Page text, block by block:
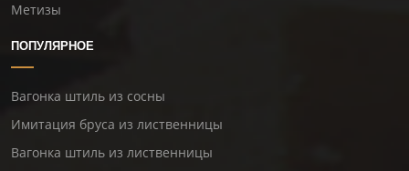
Метизы
ПОПУЛЯРНОЕ
Вагонка штиль из сосны
Имитация бруса из лиственницы
Вагонка штиль из лиственницы